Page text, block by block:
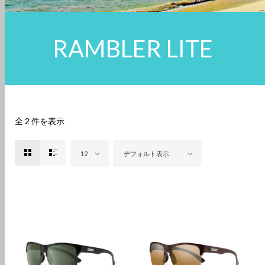
RAMBLER LITE
全 2 件を表示
12 デフォルト表示